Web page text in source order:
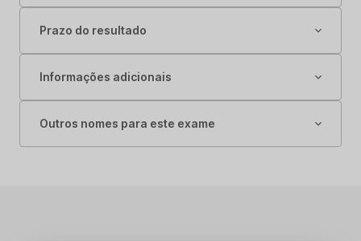
Prazo do resultado
Informações adicionais
Outros nomes para este exame